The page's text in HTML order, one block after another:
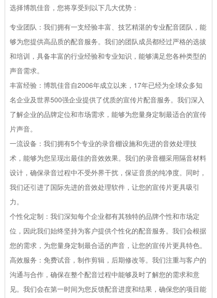
选择博凯佳音，您将享受到以下几大优势：
专业团队：我们拥有一支经验丰富、技艺精湛的专业配音团队，能
够为您提供高品质的配音服务。我们的团队成员都经过严格的选拔
和培训，具备丰富的行业经验和专业知识，能够满足您各种类型的
声音需求。
丰富经验：博凯佳音自2006年成立以来，17年已经为全球众多知
名企业及世界500强企业提供了优质的宣传片配音服务。我们深入
了解企业的品牌定位和市场需求，能够为您量身定制最适合的宣传
片声音。
一流设备：我们拥有5个专业的录音棚设施和先进的音效处理技
术，能够为您呈现出最佳的音效效果。我们的录音棚采用隔音材料
设计，确保录音过程中不受外界干扰，保证音质的纯净度。同时，
我们还引进了国际先进的音效处理软件，让您的宣传片更具吸引
力。
个性化定制：我们深知每个企业都有其独特的品牌个性和市场定
位，因此我们始终坚持为客户提供个性化的配音服务。我们会根据
您的需求，为您量身定制最合适的声音，让您的宣传片更具特色。
高效服务：免费试音，制作剪辑，后期修改等。我们注重与客户的
沟通与合作，确保在整个配音过程中能够及时了解您的需求和意
见。我们会在第一时间为您反馈配音进度和结果，确保您的项目能